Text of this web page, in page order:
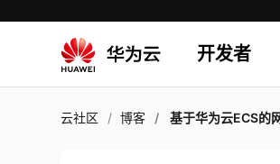
开发者
云社区 博客 基于华为云ECS的